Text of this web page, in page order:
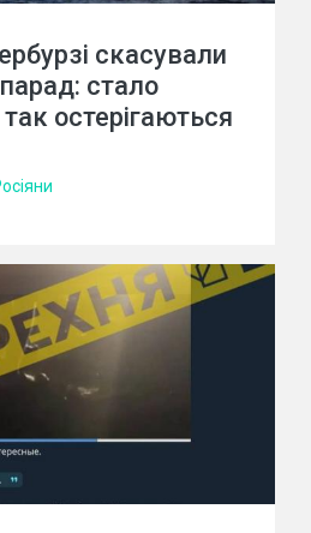
скасували
стало
остерігаються